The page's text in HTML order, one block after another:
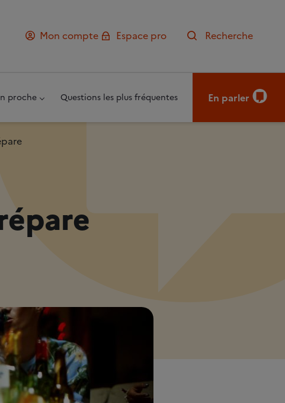
Mon compte
Espace pro Recherche
proche Questions les plus fréquentes En parler